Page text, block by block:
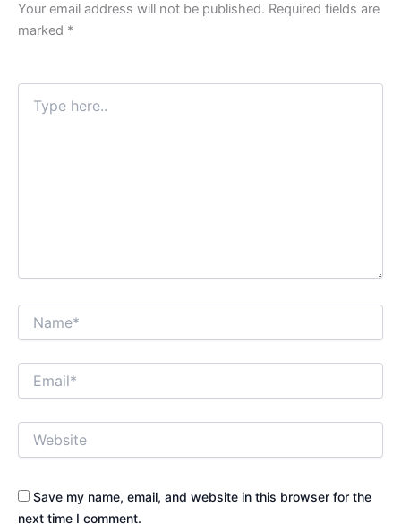
Your email address will not be published. Required fields are
marked *
Type
here..
Name*
Email*
Website
Save my name, email, and website in this browser for the
next time I comment.